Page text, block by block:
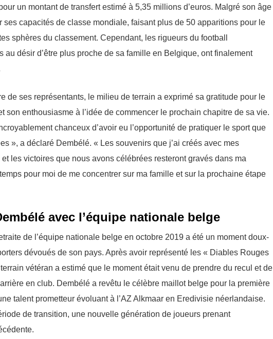
un montant de transfert estimé à 5,35 millions d’euros. Malgré son âge
capacités de classe mondiale, faisant plus de 50 apparitions pour le
sphères du classement. Cependant, les rigueurs du football
désir d’être plus proche de sa famille en Belgique, ont finalement
de ses représentants, le milieu de terrain a exprimé sa gratitude pour le
son enthousiasme à l’idée de commencer le prochain chapitre de sa vie.
chanceux d’avoir eu l’opportunité de pratiquer le sport que
», a déclaré Dembélé. « Les souvenirs que j’ai créés avec mes
les victoires que nous avons célébrées resteront gravés dans ma
pour moi de me concentrer sur ma famille et sur la prochaine étape
avec l’équipe nationale belge
de l’équipe nationale belge en octobre 2019 a été un moment doux-
dévoués de son pays. Après avoir représenté les « Diables Rouges
vétéran a estimé que le moment était venu de prendre du recul et de
en club. Dembélé a revêtu le célèbre maillot belge pour la première
talent prometteur évoluant à l’AZ Alkmaar en Eredivisie néerlandaise.
de transition, une nouvelle génération de joueurs prenant